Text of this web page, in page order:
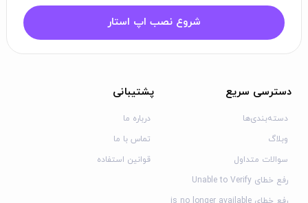
هر کلمه را جستجو کنید و نحوه استفاده آن در یک جمله را
محتوا را بر اساس عنوان یا نکات گرامری و واژگانی جستجو
زبان‌های موجود:
چینی (ماندارین)
فرانسوی
آلمانی
شروع نصب اپ استار
دسترسی سریع
دسته‌بندی‌ها
وبلاگ
سوالات متداول
رفع خطای Unable to Verify
رفع خطای is no longer available
پشتیبانی
درباره ما
تماس با ما
قوانین استفاده